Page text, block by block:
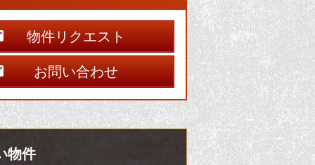
物件リクエスト
お問い合わせ
物件